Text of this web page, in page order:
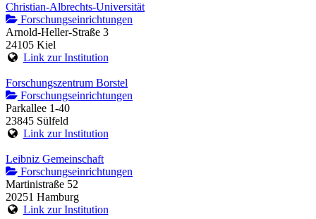
Christian-Albrechts-Universität
Forschungseinrichtungen
Arnold-Heller-Straße 3
24105 Kiel
Link zur Institution
Forschungszentrum Borstel
Forschungseinrichtungen
Parkallee 1-40
23845 Sülfeld
Link zur Institution
Leibniz Gemeinschaft
Forschungseinrichtungen
Martinistraße 52
20251 Hamburg
Link zur Institution